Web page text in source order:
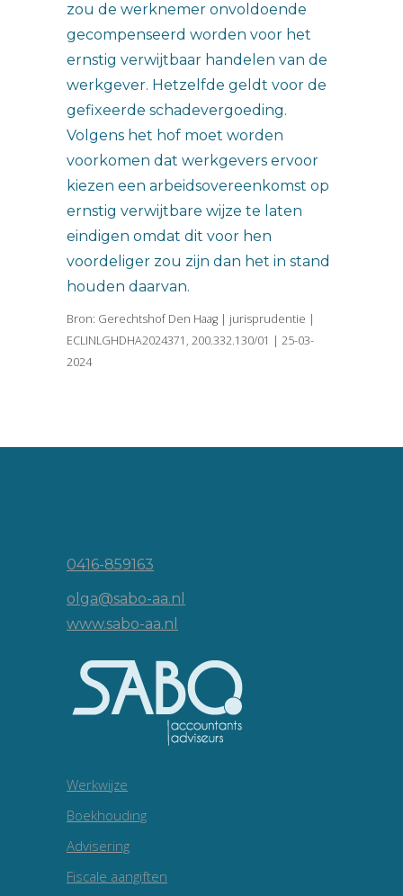
zou de werknemer onvoldoende
gecompenseerd worden voor het
ernstig verwijtbaar handelen van de
werkgever. Hetzelfde geldt voor de
gefixeerde schadevergoeding.
Volgens het hof moet worden
voorkomen dat werkgevers ervoor
kiezen een arbeidsovereenkomst op
ernstig verwijtbare wijze te laten
eindigen omdat dit voor hen
voordeliger zou zijn dan het in stand
houden daarvan.
Bron: Gerechtshof Den Haag | jurisprudentie |
ECLINLGHDHA2024371, 200.332.130/01 | 25-03-
2024
0416-859163
olga@sabo-aa.nl
www.sabo-aa.nl
Werkwijze
Boekhouding
Advisering
Fiscale aangiften